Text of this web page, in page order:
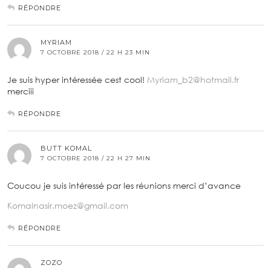
RÉPONDRE
MYRIAM
7 OCTOBRE 2018 / 22 H 23 MIN
Je suis hyper intéressée cest cool! Myriam_b2@hotmail.fr
merciii
RÉPONDRE
BUTT KOMAL
7 OCTOBRE 2018 / 22 H 27 MIN
Coucou je suis intéressé par les réunions merci d’avance
Komalnasir.moez@gmail.com
RÉPONDRE
ZOZO